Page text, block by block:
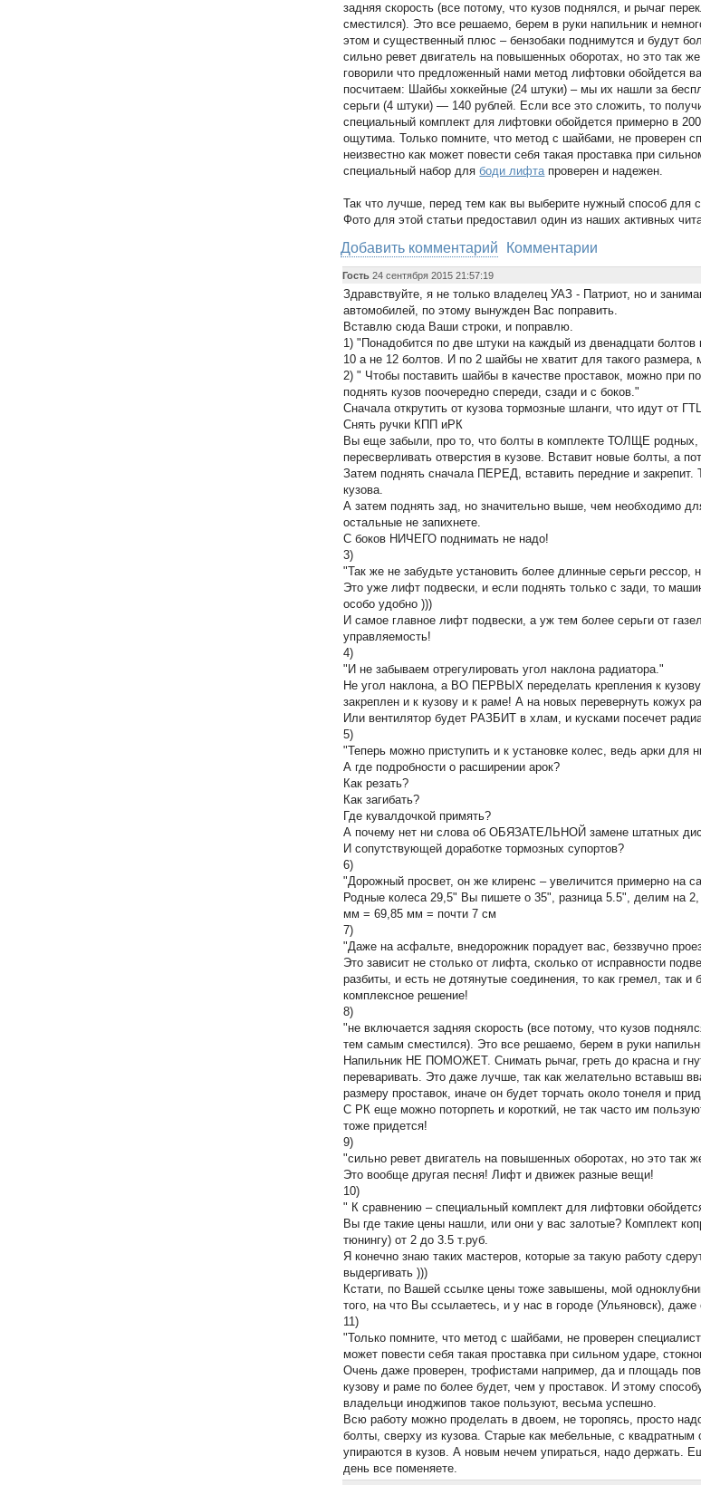
задняя скорость (все потому, что кузов поднялся, и рычаг
сместился). Это все решаемо, берем в руки напильник и
этом и существенный плюс – бензобаки поднимутся и будут
сильно ревет двигатель на повышенных оборотах, но это так
говорили что предложенный нами метод лифтовки обойдется
посчитаем: Шайбы хоккейные (24 штуки) – мы их нашли за
серьги (4 штуки) — 140 рублей. Если все это сложить, то
специальный комплект для лифтовки обойдется примерно в
ощутима. Только помните, что метод с шайбами, не проверен
неизвестно как может повести себя такая проставка при
специальный набор длябоди лифтапроверен и надежен.
Так что лучше, перед тем как вы выберите нужный способ для
Фото для этой статьи предоставил один из наших активных
Добавить комментарий Комментарии
Гость 24 сентября 2015 21:57:19
Здравствуйте, я не только владелец УАЗ - Патриот, но и
автомобилей, по этому вынужден Вас поправить.
Вставлю сюда Ваши строки, и поправлю.
1) "Понадобится по две штуки на каждый из двенадцати болтов
10 а не 12 болтов. И по 2 шайбы не хватит для такого размера,
2) " Чтобы поставить шайбы в качестве проставок, можно при
поднять кузов поочередно спереди, сзади и с боков."
Сначала открутить от кузова тормозные шланги, что идут от
Снять ручки КПП иРК
Вы еще забыли, про то, что болты в комплекте ТОЛЩЕ
пересверливать отверстия в кузове. Вставит новые болты, а
Затем поднять сначала ПЕРЕД, вставить передние и
кузова.
А затем поднять зад, но значительно выше, чем необходимо
остальные не запихнете.
С боков НИЧЕГО поднимать не надо!
3)
"Так же не забудьте установить более длинные серьги рессор,
Это уже лифт подвески, и если поднять только с зади, то
особо удобно )))
И самое главное лифт подвески, а уж тем более серьги от
управляемость!
4)
"И не забываем отрегулировать угол наклона радиатора."
Не угол наклона, а ВО ПЕРВЫХ переделать крепления к
закреплен и к кузову и к раме! А на новых перевернуть кожух
Или вентилятор будет РАЗБИТ в хлам, и кусками посечет
5)
"Теперь можно приступить и к установке колес, ведь арки для
А где подробности о расширении арок?
Как резать?
Как загибать?
Где кувалдочкой примять?
А почему нет ни слова об ОБЯЗАТЕЛЬНОЙ замене штатных
И сопутствующей доработке тормозных супортов?
6)
"Дорожный просвет, он же клиренс – увеличится примерно на
Родные колеса 29,5" Вы пишете о 35", разница 5.5", делим на
мм = 69,85 мм = почти 7 см
7)
"Даже на асфальте, внедорожник порадует вас, беззвучно
Это зависит не столько от лифта, сколько от исправности
разбиты, и есть не дотянутые соединения, то как гремел, так и
комплексное решение!
8)
"не включается задняя скорость (все потому, что кузов
тем самым сместился). Это все решаемо, берем в руки
Напильник НЕ ПОМОЖЕТ. Снимать рычаг, греть до красна и
переваривать. Это даже лучше, так как желательно вставыш
размеру проставок, иначе он будет торчать около тонеля и
С РК еще можно поторпеть и короткий, не так часто им
тоже придется!
9)
"сильно ревет двигатель на повышенных оборотах, но это так
Это вообще другая песня! Лифт и движек разные вещи!
10)
" К сравнению – специальный комплект для лифтовки
Вы где такие цены нашли, или они у вас залотые? Комплект
тюнингу) от 2 до 3.5 т.руб.
Я конечно знаю таких мастеров, которые за такую работу
выдергивать )))
Кстати, по Вашей ссылке цены тоже завышены, мой
того, на что Вы ссылаетесь, и у нас в городе (Ульяновск),
11)
"Только помните, что метод с шайбами, не проверен
может повести себя такая проставка при сильном ударе,
Очень даже проверен, трофистами например, да и площадь
кузову и раме по более будет, чем у проставок. И этому
владельци иноджипов такое пользуют, весьма успешно.
Всю работу можно проделать в двоем, не торопясь, просто
болты, сверху из кузова. Старые как мебельные, с
упираются в кузов. А новым нечем упираться, надо держать.
день все поменяете.